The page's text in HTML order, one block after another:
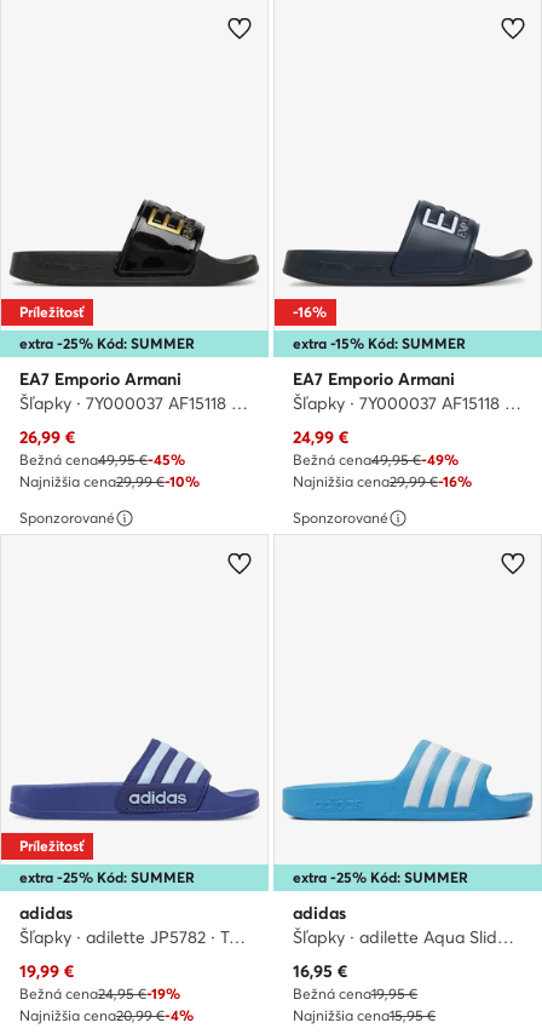
extra -25% Kód: SUMMER
Príležitosť
EA7 Emporio Armani
Šľapky · 7Y000037 AF15118 PC001 · Čierna
Aktuálna cena
26,99 €
Bežná cena49,95 €-45%
Najnižšia cena29,99 €-10%
extra -15% Kód: SUMMER
-16%
EA7 Emporio Armani
Šľapky · 7Y000037 AF15118 BA045 · Tmavomodrá
Aktuálna cena
24,99 €
Bežná cena49,95 €-49%
Najnižšia cena29,99 €-16%
Sponzorované
extra -25% Kód: SUMMER
Príležitosť
adidas
Šľapky · adilette JP5782 · Tmavomodrá
Aktuálna cena
19,99 €
Bežná cena24,95 €-19%
Najnižšia cena20,99 €-4%
Sponzorované
extra -25% Kód: SUMMER
adidas
Šľapky · adilette Aqua Slides Kids ID2621 · Modrá
Aktuálna cena
16,95 €
Bežná cena19,95 €
Najnižšia cena15,95 €